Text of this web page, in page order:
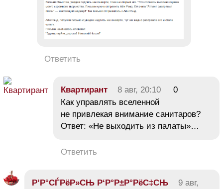
Ответить
Квартирант 8 авг, 20:10
0
Как управлять вселенной
не привлекая внимание санитаров?
Ответ: «Не выходить из палаты»…
Ответить
Р’Р°СЃРёР»СЊ Р‘Р°Р±Р°РёС‡СЊ
9 авг,